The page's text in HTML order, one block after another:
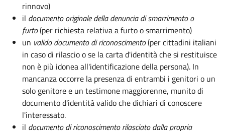
rinnovo)
il documento originale della denuncia di smarrimento o
furto(per richiesta relativa a furto o smarrimento)
un valido documento di riconoscimento(per cittadini italiani
in caso di rilascio o se la carta d'identità che si restituisce
non è più idonea all'identificazione della persona). In
mancanza occorre la presenza di entrambi i genitori o un
solo genitore e un testimone maggiorenne, munito di
documento d'identità valido che dichiari di conoscere
l'interessato.
il documento di riconoscimento rilasciato dalla propria